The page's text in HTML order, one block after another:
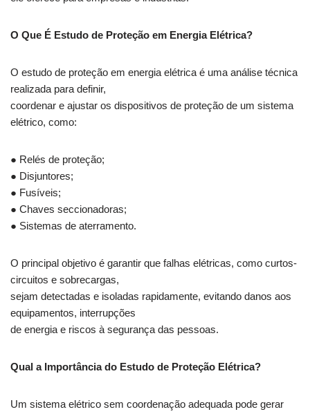
O Que É Estudo de Proteção em Energia Elétrica?
O estudo de proteção em energia elétrica é uma análise técnica
realizada para definir,
coordenar e ajustar os dispositivos de proteção de um sistema
elétrico, como:
● Relés de proteção;
● Disjuntores;
● Fusíveis;
● Chaves seccionadoras;
● Sistemas de aterramento.
O principal objetivo é garantir que falhas elétricas, como curtos-
circuitos e sobrecargas,
sejam detectadas e isoladas rapidamente, evitando danos aos
equipamentos, interrupções
de energia e riscos à segurança das pessoas.
Qual a Importância do Estudo de Proteção Elétrica?
Um sistema elétrico sem coordenação adequada pode gerar